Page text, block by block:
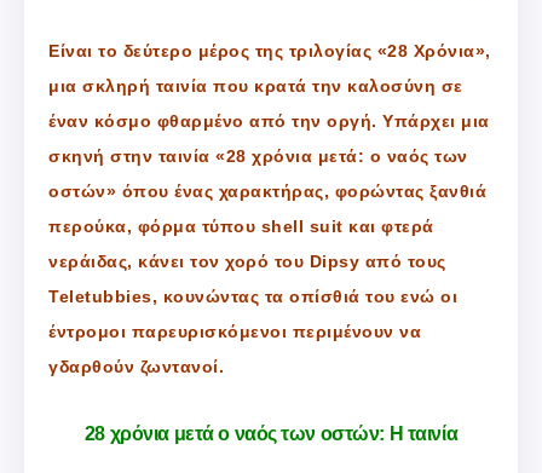
Είναι το δεύτερο μέρος της τριλογίας «28 Χρόνια»,
μια σκληρή ταινία που κρατά την καλοσύνη σε
έναν κόσμο φθαρμένο από την οργή. Υπάρχει μια
σκηνή στην ταινία «28 χρόνια μετά: ο ναός των
οστών» όπου ένας χαρακτήρας, φορώντας ξανθιά
περούκα, φόρμα τύπου shell suit και φτερά
νεράιδας, κάνει τον χορό του Dipsy από τους
Teletubbies, κουνώντας τα οπίσθιά του ενώ οι
έντρομοι παρευρισκόμενοι περιμένουν να
γδαρθούν ζωντανοί.
28 χρόνια μετά ο ναός των οστών: Η ταινία